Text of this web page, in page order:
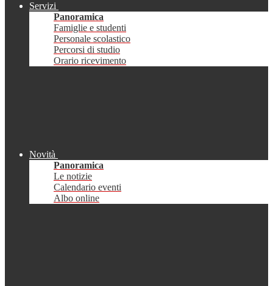
Servizi
Panoramica
Famiglie e studenti
Personale scolastico
Percorsi di studio
Orario ricevimento
Novità
Panoramica
Le notizie
Calendario eventi
Albo online